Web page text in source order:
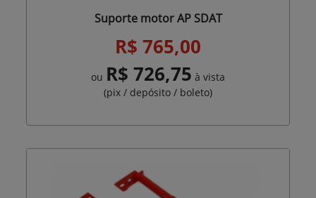
Suporte motor AP SDAT
R$ 765,00
ou R$ 726,75 à vista
(pix / depósito / boleto)